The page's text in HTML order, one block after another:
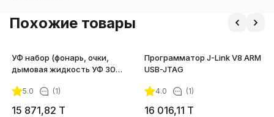
Похожие товары
УФ набор (фонарь, очки,
дымовая жидкость УФ 30
5.0 (1)
15 871,82 T
Программатор J-Link V8 ARM
USB-JTAG
4.0 (1)
16 016,11 T